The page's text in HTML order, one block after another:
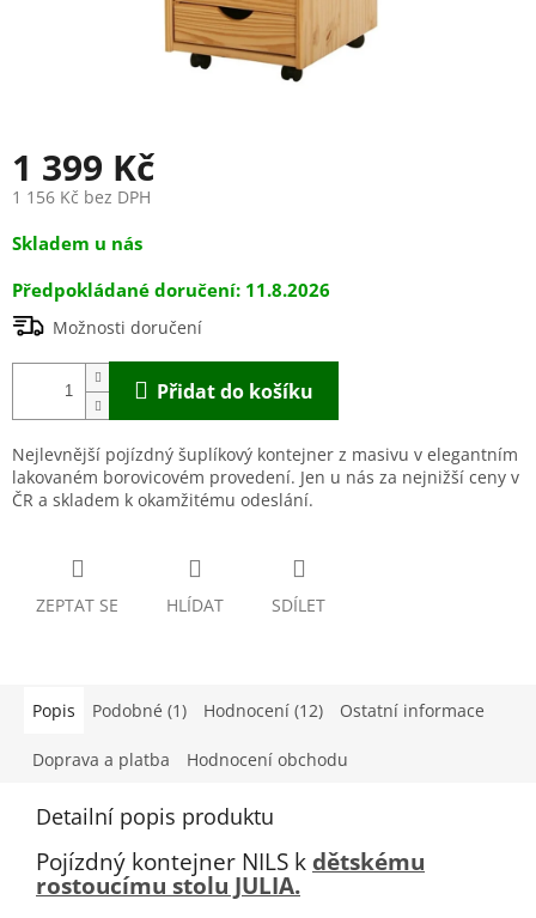
1 399 Kč
1 156 Kč bez DPH
Měrná
cena:
Skladem u nás
11.8.2026
Možnosti doručení
Přidat do košíku
Nejlevnější pojízdný šuplíkový kontejner z masivu v elegantním
lakovaném borovicovém provedení. Jen u nás za nejnižší ceny v
ČR a skladem k okamžitému odeslání.
ZEPTAT SE HLÍDAT SDÍLET
Popis Podobné (1) Hodnocení (12) Ostatní informace
Doprava a platba Hodnocení obchodu
Detailní popis produktu
Pojízdný kontejner NILS k dětskému
rostoucímu stolu JULIA.